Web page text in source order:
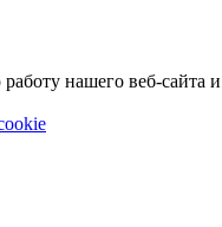
нашего веб-сайта и